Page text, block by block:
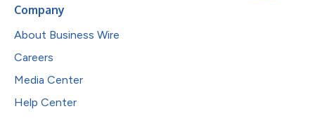
Company
About Business Wire
Careers
Media Center
Help Center